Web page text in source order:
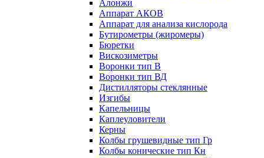
Алонжи
Аппарат АКОВ
Аппарат для анализа кислорода
Бутирометры (жиромеры)
Бюретки
Вискозиметры
Воронки тип В
Воронки тип ВД
Дистилляторы стеклянные
Изгибы
Капельницы
Каплеуловители
Керны
Колбы грушевидные тип Гр
Колбы конические тип Кн